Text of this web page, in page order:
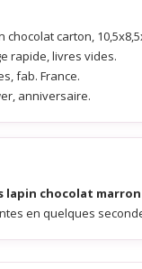
carton,
rapide, livres vides.
fab. France.
anniversaire.
lapin chocolat
en quelques